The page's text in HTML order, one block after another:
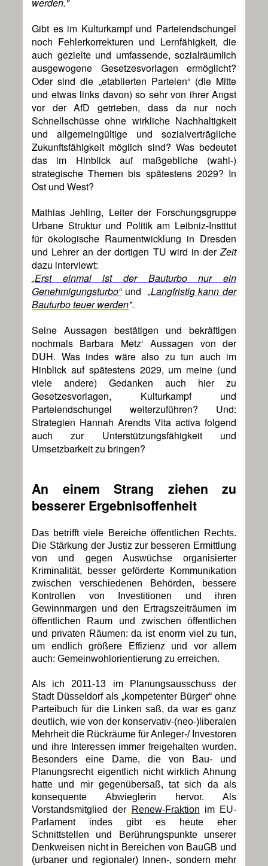
werden."
Gibt es im Kulturkampf und Parteiendschungel
noch Fehlerkorrekturen und Lernfähigkeit, die
auch gezielte und umfassende, sozialräumlich
ausgewogene Gesetzesvorlagen ermöglicht?
Oder sind die „etablierten Parteien“ (die Mitte
und etwas links davon) so sehr von ihrer Angst
vor der AfD getrieben, dass da nur noch
Schnellschüsse ohne wirkliche Nachhaltigkeit
und allgemeingültige und sozialverträgliche
Zukunftsfähigkeit möglich sind? Was bedeutet
das im Hinblick auf maßgebliche (wahl-)
strategische Themen bis spätestens 2029? In
Ost und West?
Mathias Jehling, Leiter der Forschungsgruppe
Urbane Struktur und Politik am Leibniz-Institut
für ökologische Raumentwicklung in Dresden
und Lehrer an der dortigen TU wird in derZeit
dazu interviewt:
„Erst einmal ist der Bauturbo nur ein
Genehmigungsturbo“ und „Langfristig kann der
Bauturbo teuer werden".
Seine Aussagen bestätigen und bekräftigen
nochmals Barbara Metz‘ Aussagen von der
DUH. Was indes wäre also zu tun auch im
Hinblick auf spätestens 2029, um meine (und
viele andere) Gedanken auch hier zu
Gesetzesvorlagen, Kulturkampf und
Parteiendschungel weiterzuführen? Und:
Strategien Hannah Arendts Vita activa folgend
auch zur Unterstützungsfähigkeit und
Umsetzbarkeit zu bringen?
An einem Strang ziehen zu
besserer Ergebnisoffenheit
Das betrifft viele Bereiche öffentlichen Rechts.
Die Stärkung der Justiz zur besseren Ermittlung
von und gegen Auswüchse organisierter
Kriminalität, besser geförderte Kommunikation
zwischen verschiedenen Behörden, bessere
Kontrollen von Investitionen und ihren
Gewinnmargen und den Ertragszeiträumen im
öffentlichen Raum und zwischen öffentlichen
und privaten Räumen: da ist enorm viel zu tun,
um endlich größere Effizienz und vor allem
auch: Gemeinwohlorientierung zu erreichen.
Als ich 2011-13 im Planungsausschuss der
Stadt Düsseldorf als „kompetenter Bürger“ ohne
Parteibuch für die Linken saß, da war es ganz
deutlich, wie von der konservativ-(neo-)liberalen
Mehrheit die Rückräume für Anleger-/ Investoren
und ihre Interessen immer freigehalten wurden.
Besonders eine Dame, die von Bau- und
Planungsrecht eigentlich nicht wirklich Ahnung
hatte und mir gegenübersaß, tat sich da als
konsequente Abwieglerin hervor. Als
Vorstandsmitglied der
Renew-Fraktion im EU-
Parlament indes gibt es heute eher
Schnittstellen und Berührungspunkte unserer
Denkweisen nicht in Bereichen von BauGB und
(urbaner und regionaler) Innen-, sondern mehr